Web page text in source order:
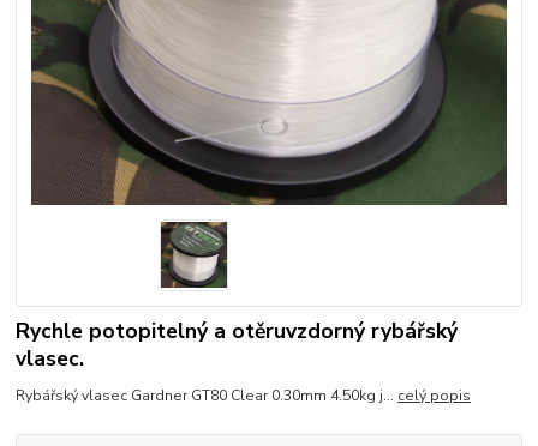
Rychle potopitelný a otěruvzdorný rybářský
vlasec.
Rybářský vlasec Gardner GT80 Clear 0.30mm 4.50kg j... celý popis